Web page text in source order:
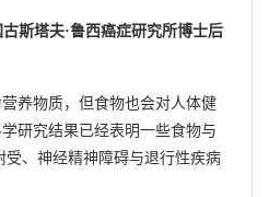
斯塔夫·鲁西癌症研究所博士后
养物质，但食物也会对人体健
研究结果已经表明一些食物与
受、神经精神障碍与退行性疾病